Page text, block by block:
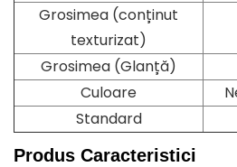
Grosimea (conținut
texturizat)
Grosimea (Glanță)
Culoare
Standard
Produs Caracteristici